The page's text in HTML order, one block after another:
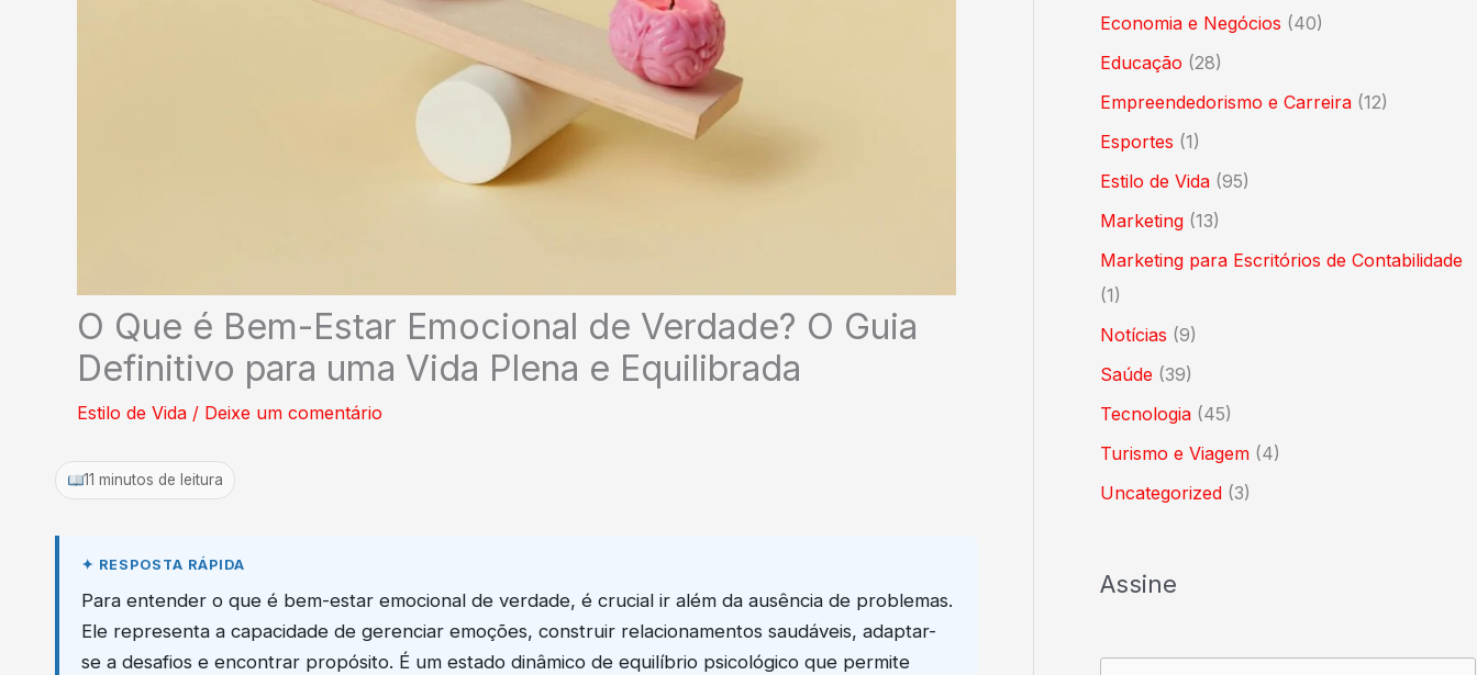
O Que é Bem-Estar Emocional de Verdade? O Guia
Definitivo para uma Vida Plena e Equilibrada
Estilo de Vida / Deixe um comentário
11 minutos de leitura
Para entender o que é bem-estar emocional de verdade, é crucial ir além da ausência de problemas.
Ele representa a capacidade de gerenciar emoções, construir relacionamentos saudáveis, adaptar-
se a desafios e encontrar propósito. É um estado dinâmico de equilíbrio psicológico que permite
Economia e Negócios (40)
Educação (28)
Empreendedorismo e Carreira(12)
Esportes (1)
Estilo de Vida(95)
Marketing(13)
Marketing para Escritórios de Contabilidade
(1)
Notícias (9)
Saúde (39)
Tecnologia(45)
Turismo e Viagem(4)
Uncategorized(3)
Assine